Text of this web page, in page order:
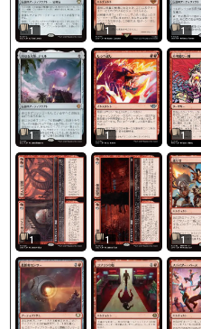
1 1 1
1 1 1
1 1 1